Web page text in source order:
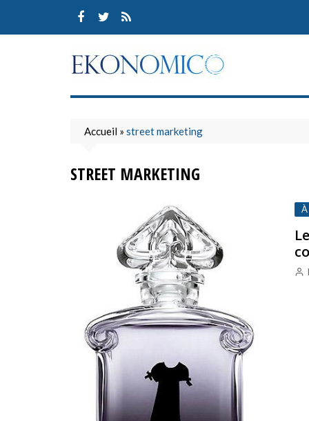
content
Accueil » street marketing
STREET MARKETING
À